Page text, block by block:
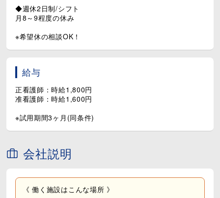
◆週休2日制/シフト
月8～9程度の休み
※希望休の相談OK！
給与
正看護師：時給1,800円
准看護師：時給1,600円
※試用期間3ヶ月(同条件)
会社説明
《 働く施設はこんな場所 》